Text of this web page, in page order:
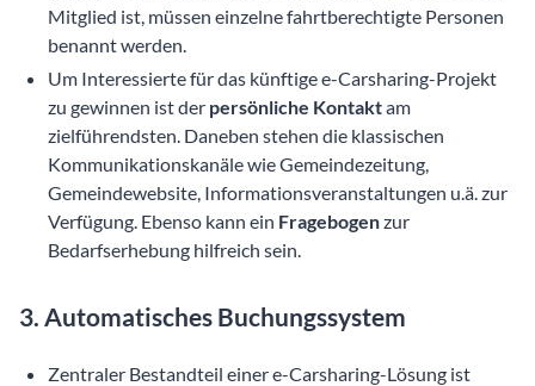
Mitglied ist, müssen einzelne fahrtberechtigte Personen
benannt werden.
Um Interessierte für das künftige e-Carsharing-Projekt
zu gewinnen ist der persönliche Kontaktam
zielführendsten. Daneben stehen die klassischen
Kommunikationskanäle wie Gemeindezeitung,
Gemeindewebsite, Informationsveranstaltungen u.ä. zur
Verfügung. Ebenso kann ein Fragebogenzur
Bedarfserhebung hilfreich sein.
3. Automatisches Buchungssystem
Zentraler Bestandteil einer e-Carsharing-Lösung ist